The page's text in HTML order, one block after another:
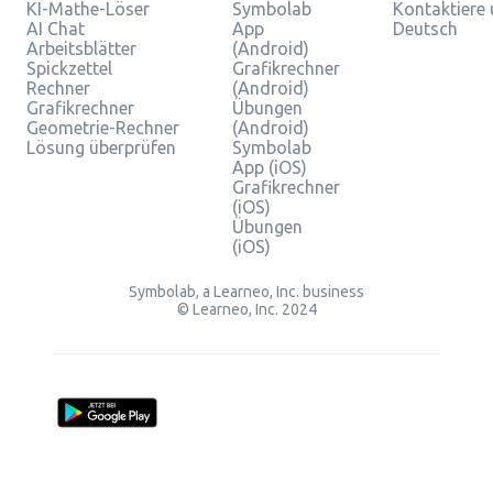
KI-Mathe-Löser
AI Chat
Arbeitsblätter
Spickzettel
Rechner
Grafikrechner
Geometrie-Rechner
Lösung überprüfen
Symbolab
App
(Android)
Grafikrechner
(Android)
Übungen
(Android)
Symbolab
App (iOS)
Grafikrechner
(iOS)
Übungen
(iOS)
Kontaktiere
Deutsch
Symbolab, a Learneo, Inc. business
© Learneo, Inc. 2024